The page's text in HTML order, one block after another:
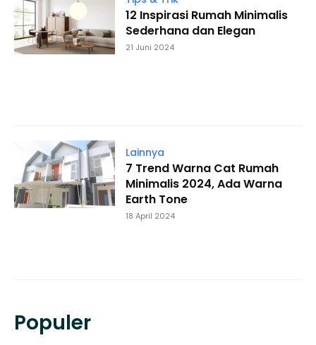
12 Inspirasi Rumah Minimalis
Sederhana dan Elegan
21 Juni 2024
Lainnya
7 Trend Warna Cat Rumah
Minimalis 2024, Ada Warna
Earth Tone
18 April 2024
Populer